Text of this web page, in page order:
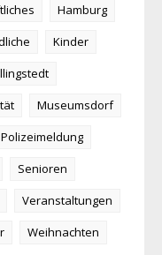
Hamburg
Kinder
Museumsdorf
Polizeimeldung
Senioren
Veranstaltungen
Weihnachten